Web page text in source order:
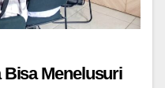
Bisa Menelusuri